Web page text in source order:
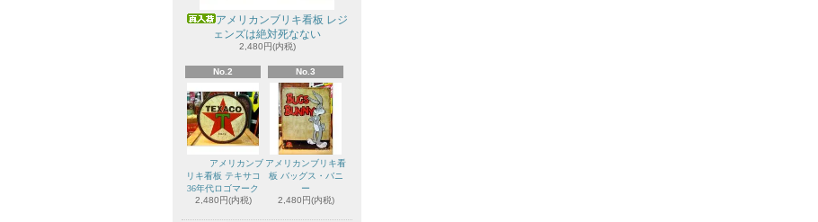
アメリカンブリキ看板 レジ
ェンズは絶対死なない
2,480円(内税)
No.2
アメリカンブ
リキ看板 テキサコ
36年代ロゴマーク
2,480円(内税)
No.3
アメリカンブリキ看
板 バッグス・バニ
ー
2,480円(内税)